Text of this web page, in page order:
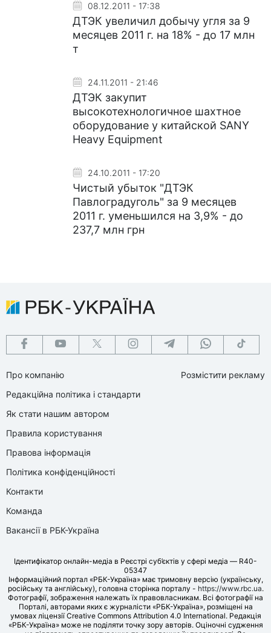
08.12.2011 - 17:38
ДТЭК увеличил добычу угля за 9
месяцев 2011 г. на 18% - до 17 млн
т
24.11.2011 - 21:46
ДТЭК закупит
высокотехнологичное шахтное
оборудование у китайской SANY
Heavy Equipment
24.10.2011 - 17:20
Чистый убыток "ДТЭК
Павлоградуголь" за 9 месяцев
2011 г. уменьшился на 3,9% - до
237,7 млн грн
Про компанію
Редакційна політика і стандарти
Як стати нашим автором
Правила користування
Правова інформація
Політика конфіденційності
Контакти
Команда
Вакансії в РБК-Україна
Розмістити рекламу
Ідентифікатор онлайн-медіа в Реєстрі суб’єктів у сфері медіа — R40-
05347
Інформаційний портал «РБК-Україна» має тримовну версію (українську,
російську та англійську), головна сторінка порталу - https://www.rbc.ua.
Фотографії, зображення належать їх правовласникам. Всі фотографії на
Порталі, авторами яких є журналісти «РБК-Україна», розміщені на
умовах ліцензії Creative Commons Attribution 4.0 International. Редакція
«РБК-Україна» може не поділяти точку зору авторів. Оціночні судження